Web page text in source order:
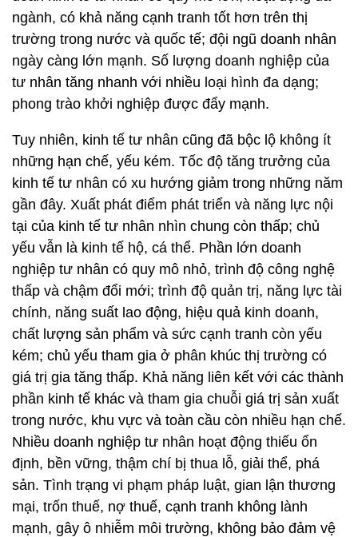
ngành, có khả năng cạnh tranh tốt hơn trên thị
trường trong nước và quốc tế; đội ngũ doanh nhân
ngày càng lớn mạnh. Số lượng doanh nghiệp của
tư nhân tăng nhanh với nhiều loại hình đa dạng;
phong trào khởi nghiệp được đẩy mạnh.
Tuy nhiên, kinh tế tư nhân cũng đã bộc lộ không ít
những hạn chế, yếu kém. Tốc độ tăng trưởng của
kinh tế tư nhân có xu hướng giảm trong những năm
gần đây. Xuất phát điểm phát triển và năng lực nội
tại của kinh tế tư nhân nhìn chung còn thấp; chủ
yếu vẫn là kinh tế hộ, cá thể. Phần lớn doanh
nghiệp tư nhân có quy mô nhỏ, trình độ công nghệ
thấp và chậm đổi mới; trình độ quản trị, năng lực tài
chính, năng suất lao động, hiệu quả kinh doanh,
chất lượng sản phẩm và sức cạnh tranh còn yếu
kém; chủ yếu tham gia ở phân khúc thị trường có
giá trị gia tăng thấp. Khả năng liên kết với các thành
phần kinh tế khác và tham gia chuỗi giá trị sản xuất
trong nước, khu vực và toàn cầu còn nhiều hạn chế.
Nhiều doanh nghiệp tư nhân hoạt động thiếu ổn
định, bền vững, thậm chí bị thua lỗ, giải thể, phá
sản. Tình trạng vi phạm pháp luật, gian lận thương
mại, trốn thuế, nợ thuế, cạnh tranh không lành
mạnh, gây ô nhiễm môi trường, không bảo đảm vệ